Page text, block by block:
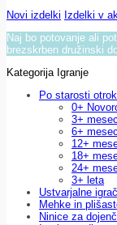
Novi izdelki Izdelki v
Naj bo potovanje ali
brezskrben družinski
Kategorija Igranje
Po starosti
0+
3+
6+
12+
18+
24+
3+ leta
Ustvarjalne
Mehke in
Ninice za